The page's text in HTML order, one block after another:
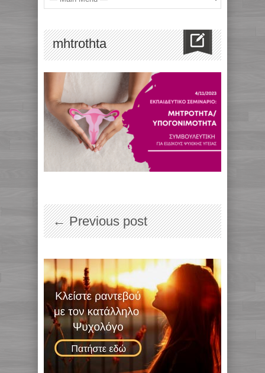
mhtrothta
← Previous post